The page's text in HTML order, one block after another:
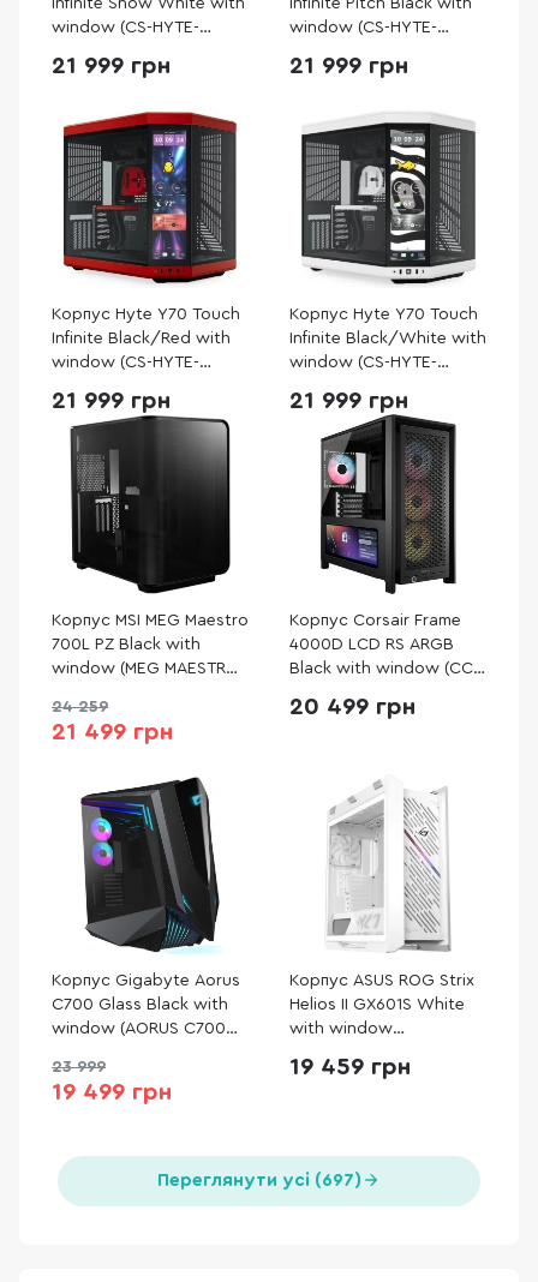
Infinite Snow White with
window (CS-HYTE-
21 999 грн
Infinite Pitch Black with
window (CS-HYTE-
21 999 грн
Корпус Hyte Y70 Touch
Infinite Black/Red with
window (CS-HYTE-
21 999 грн
Корпус Hyte Y70 Touch
Infinite Black/White with
window (CS-HYTE-
21 999 грн
Корпус MSI MEG Maestro
700L PZ Black with
window (MEG MAESTRO
24 259
21 499 грн
Корпус Corsair Frame
4000D LCD RS ARGB
Black with window (CC-
20 499 грн
Корпус Gigabyte Aorus
C700 Glass Black with
window (AORUS C700
23 999
19 499 грн
Корпус ASUS ROG Strix
Helios II GX601S White
with window
19 459 грн
Переглянути усі (697)